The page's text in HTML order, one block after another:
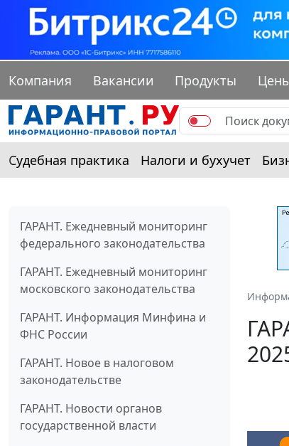
Компания Вакансии Продукты
Судебная практика Налоги и бухучет
ГАРАНТ. Ежедневный мониторинг
федерального законодательства
ГАРАНТ. Ежедневный мониторинг
московского законодательства
ГАРАНТ. Информация Минфина и
ФНС России
ГАРАНТ. Новое в налоговом
законодательстве
ГАРАНТ. Новости органов
государственной власти